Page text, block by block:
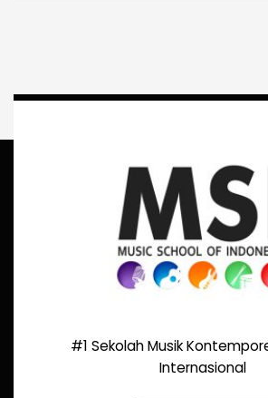
#1 Sekolah Musik
Internasional